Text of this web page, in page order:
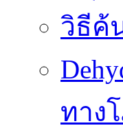
วิธีค้
ทาง